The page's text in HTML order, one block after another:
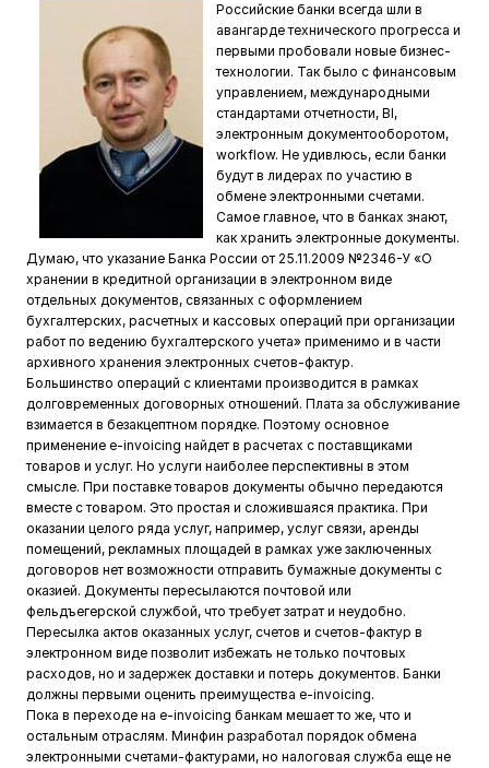
Российские банки всегда шли в
авангарде технического прогресса и
первыми пробовали новые бизнес-
технологии. Так было с финансовым
управлением, международными
стандартами отчетности, BI,
электронным документооборотом,
workflow. Не удивлюсь, если банки
будут в лидерах по участию в
обмене электронными счетами.
Самое главное, что в банках знают,
как хранить электронные документы.
Думаю, что указание Банка России от 25.11.2009 №2346-У «О
хранении в кредитной организации в электронном виде
отдельных документов, связанных с оформлением
бухгалтерских, расчетных и кассовых операций при организации
работ по ведению бухгалтерского учета» применимо и в части
архивного хранения электронных счетов-фактур.
Большинство операций с клиентами производится в рамках
долговременных договорных отношений. Плата за обслуживание
взимается в безакцептном порядке. Поэтому основное
применение e-invoicing найдет в расчетах с поставщиками
товаров и услуг. Но услуги наиболее перспективны в этом
смысле. При поставке товаров документы обычно передаются
вместе с товаром. Это простая и сложившаяся практика. При
оказании целого ряда услуг, например, услуг связи, аренды
помещений, рекламных площадей в рамках уже заключенных
договоров нет возможности отправить бумажные документы с
оказией. Документы пересылаются почтовой или
фельдъегерской службой, что требует затрат и неудобно.
Пересылка актов оказанных услуг, счетов и счетов-фактур в
электронном виде позволит избежать не только почтовых
расходов, но и задержек доставки и потерь документов. Банки
должны первыми оценить преимущества e-invoicing.
Пока в переходе на e-invoicing банкам мешает то же, что и
остальным отраслям. Минфин разработал порядок обмена
электронными счетами-фактурами, но налоговая служба еще не